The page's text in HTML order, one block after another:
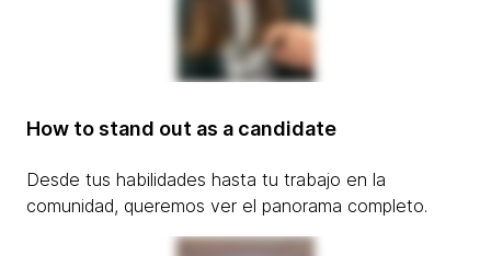
How to stand out as a candidate
Desde tus habilidades hasta tu trabajo en la
comunidad, queremos ver el panorama completo.